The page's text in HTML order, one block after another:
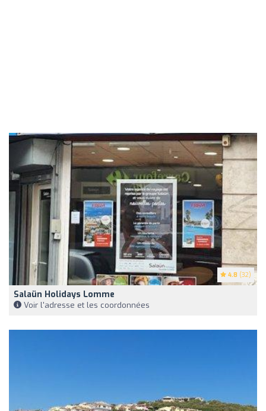
4.8 (32)
Salaün Holidays Lomme
Voir l'adresse et les coordonnées